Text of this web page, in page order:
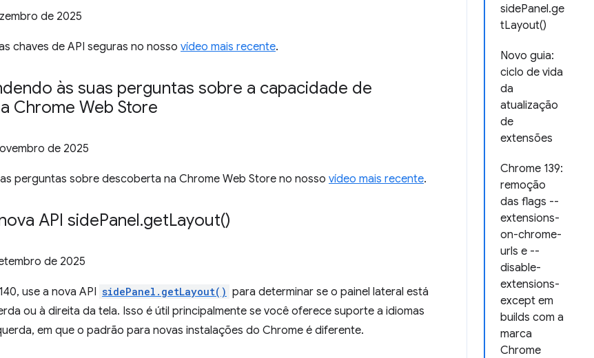
sidePanel.ge
tLayout()
Novo guia:
ciclo de vida
da
atualização
de
extensões
Chrome 139:
remoção
das flags --
extensions-
on-chrome-
urls e --
disable-
extensions-
except em
builds com a
marca
Chrome
de 2025
chaves de API seguras no nosso vídeo mais recente.
às suas perguntas sobre a capacidade de
Chrome Web Store
de 2025
perguntas sobre descoberta na Chrome Web Store no nosso vídeo mais recente.
API sidePanel.getLayout()
de 2025
use a nova API sidePanel.getLayout() para determinar se o painel lateral está
ou à direita da tela. Isso é útil principalmente se você oferece suporte a idiomas
em que o padrão para novas instalações do Chrome é diferente.